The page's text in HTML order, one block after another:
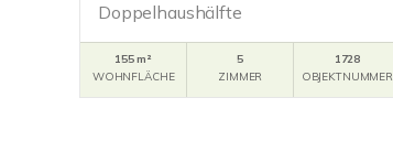
Doppelhaushälfte
155 m²
WOHNFLÄCHE
5
ZIMMER
1728
OBJEKTNUMMER